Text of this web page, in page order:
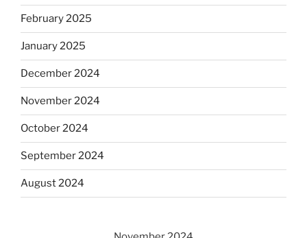
February 2025
January 2025
December 2024
November 2024
October 2024
September 2024
August 2024